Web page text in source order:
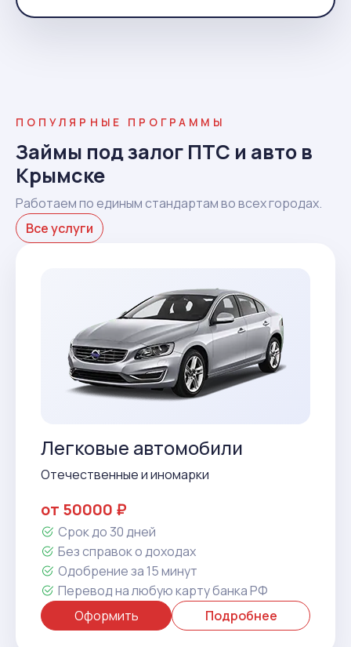
ПОПУЛЯРНЫЕ ПРОГРАММЫ
Займы под залог ПТС и авто в
Крымске
Работаем по единым стандартам во всех городах.
Все услуги
Легковые автомобили
Отечественные и иномарки
от 50000 ₽
Срок до 30 дней
Без справок о доходах
Одобрение за 15 минут
Перевод на любую карту банка РФ
Оформить
Подробнее